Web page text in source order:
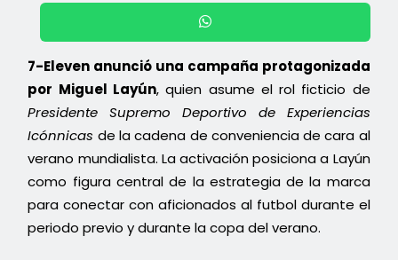
7-Eleven anunció una campaña protagonizada
por Miguel Layún, quien asume el rol ficticio de
Presidente Supremo Deportivo de Experiencias
Icónnicas de la cadena de conveniencia de cara al
verano mundialista. La activación posiciona a Layún
como figura central de la estrategia de la marca
para conectar con aficionados al futbol durante el
periodo previo y durante la copa del verano.